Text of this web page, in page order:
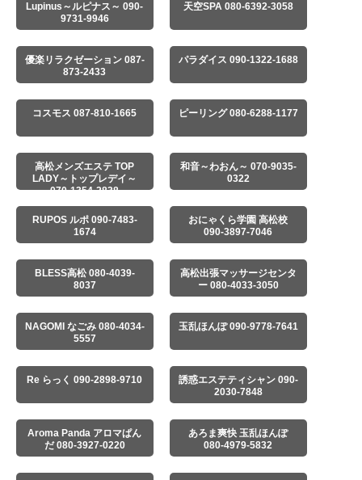
Lupinus～ルピナス～ 090-
9731-9946
天空SPA 080-6392-3058
優楽リラクゼーション 087-
873-2433
パラダイス 090-1322-1688
コスモス 087-810-1665 ピーリング 080-6288-1177
高松メンズエステ TOP
LADY～トップレデイ～
070-1354-2838
和音～わおん～ 070-9035-
0322
RUPOS ルポ 090-7483-
1674
おにゃくら学園 高松校
090-3897-7046
BLESS高松 080-4039-
8037
高松出張マッサージセンタ
ー 080-4033-3050
NAGOMI なごみ 080-4034-
5557
玉乱ほんぽ 090-9778-7641
Re らっく 090-2898-9710
誘惑エステティシャン 090-
2030-7848
Aroma Panda アロマぱん
だ 080-3927-0220
あろま爽快 玉乱ほんぽ
080-4979-5832